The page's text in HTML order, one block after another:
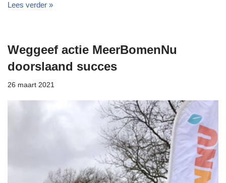
Lees verder »
Weggeef actie MeerBomenNu
doorslaand succes
26 maart 2021